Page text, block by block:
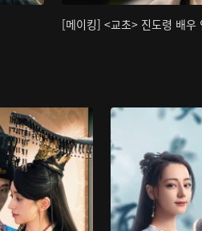
[메이킹] <교초> 진도령 배우